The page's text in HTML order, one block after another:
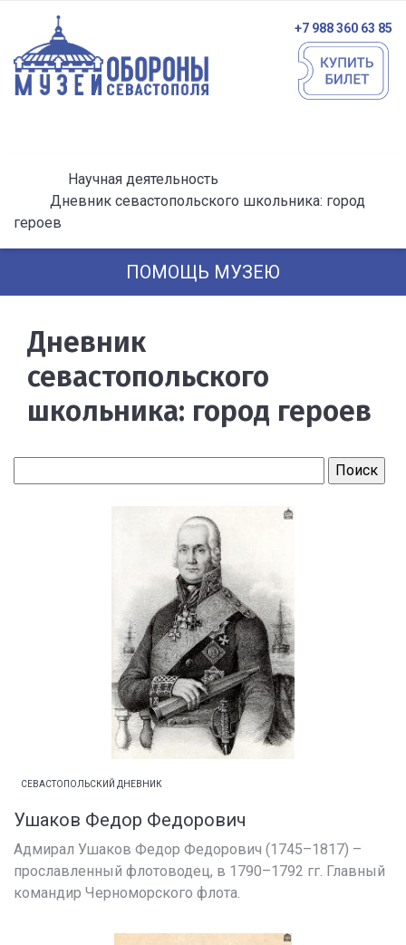
+7 988 360 63 85
Научная деятельность
Дневник севастопольского школьника: город
героев
ПОМОЩЬ МУЗЕЮ
Дневник
севастопольского
школьника: город героев
СЕВАСТОПОЛЬСКИЙ ДНЕВНИК
Ушаков Федор Федорович
Адмирал Ушаков Федор Федорович (1745–1817) –
прославленный флотоводец, в 1790–1792 гг. Главный
командир Черноморского флота.